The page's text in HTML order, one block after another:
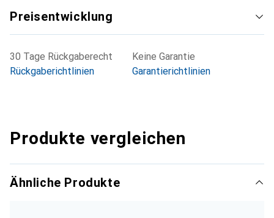
Preisentwicklung
30 Tage Rückgaberecht
Rückgaberichtlinien
Keine Garantie
Garantierichtlinien
Produkte vergleichen
Ähnliche Produkte